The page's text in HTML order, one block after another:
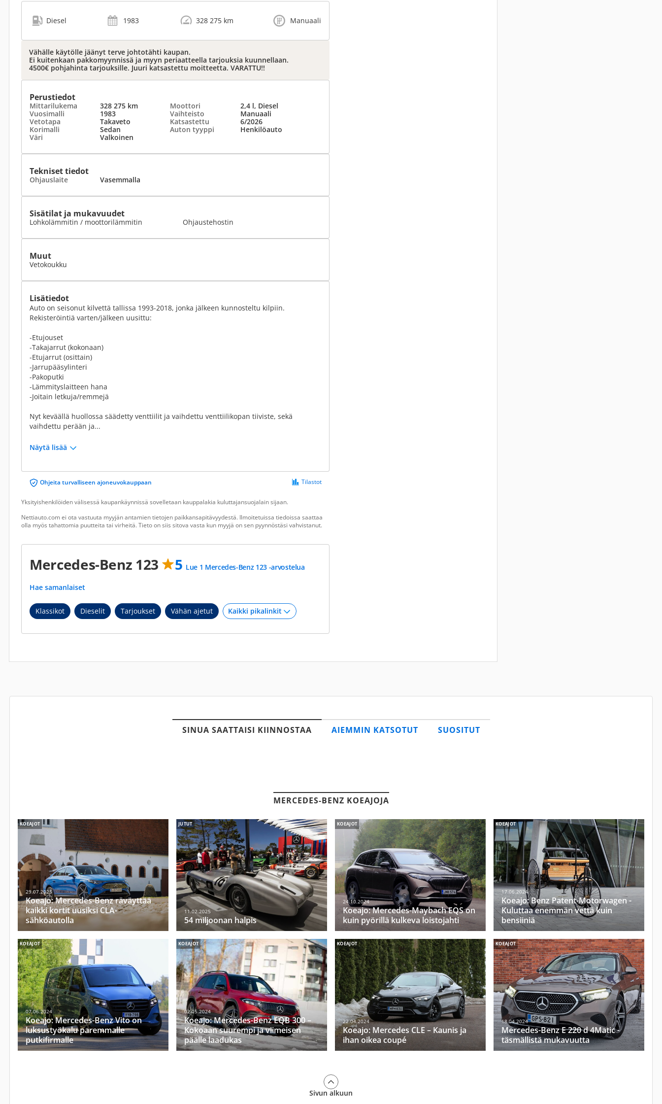
Diesel 1983 328 275 km Manuaali
Vähälle käytölle jäänyt terve johtotähti kaupan.
Ei kuitenkaan pakkomyynnissä ja myyn periaatteella tarjouksia kuunnellaan.
4500€ pohjahinta tarjouksille. Juuri katsastettu moitteetta. VARATTU!!
Perustiedot
Mittarilukema 328 275 km Moottori
2,4 l, Diesel
Vuosimalli
1983 Vaihteisto
Manuaali
Vetotapa
Takaveto Katsastettu
6/2026
Korimalli
Sedan Auton tyyppi
Henkilöauto
Väri
Valkoinen
Tekniset tiedot
Ohjauslaite Vasemmalla
Sisätilat ja mukavuudet
Lohkolämmitin / moottorilämmitin Ohjaustehostin
Muut
Vetokoukku
Lisätiedot
Auto on seisonut kilvettä tallissa 1993-2018, jonka jälkeen kunnosteltu kilpiin.
Rekisteröintiä varten/jälkeen uusittu:
-Etujouset
-Takajarrut (kokonaan)
-Etujarrut (osittain)
-Jarrupääsylinteri
-Pakoputki
-Lämmityslaitteen hana
-Joitain letkuja/remmejä
Nyt keväällä huollossa säädetty venttiilit ja vaihdettu venttiilikopan tiiviste, sekä
vaihdettu perään ja...
Näytä lisää
Ohjeita turvalliseen ajoneuvokauppaan Tilastot
Yksityishenkilöiden välisessä kaupankäynnissä sovelletaan kauppalakia kuluttajansuojalain sijaan.
Nettiauto.com ei ota vastuuta myyjän antamien tietojen paikkansapitävyydestä. Ilmoitetuissa tiedoissa saattaa
olla myös tahattomia puutteita tai virheitä. Tieto on siis sitova vasta kun myyjä on sen pyynnöstäsi vahvistanut.
Mercedes-Benz 123 5 Lue 1 Mercedes-Benz 123 -arvostelua
Hae samanlaiset
Klassikot Dieselit Tarjoukset Vähän ajetut
SINUA SAATTAISI KIINNOSTAA AIEMMIN KATSOTUT SUOSITUT
MERCEDES-BENZ KOEAJOJA
KOEAJOT
29.07.2025
Koeajo: Mercedes-Benz räväyttää
kaikki kortit uusiksi CLA-
sähköautolla
JUTUT
11.02.2025
54 miljoonan halpis
KOEAJOT
24.10.2024
Koeajo: Mercedes-Maybach EQS on
kuin pyörillä kulkeva loistojahti
KOEAJOT
17.06.2024
Koeajo: Benz Patent-Motorwagen -
Kuluttaa enemmän vettä kuin
bensiiniä
KOEAJOT
07.06.2024
Koeajo: Mercedes-Benz Vito on
luksustyökalu paremmalle
putkifirmalle
KOEAJOT
02.05.2024
Koeajo: Mercedes-Benz EQB 300 –
Kokoaan suurempi ja viimeisen
päälle laadukas
KOEAJOT
22.04.2024
Koeajo: Mercedes CLE – Kaunis ja
ihan oikea coupé
KOEAJOT
18.04.2024
Mercedes-Benz E 220 d 4Matic -
täsmällistä mukavuutta
Sivun alkuun